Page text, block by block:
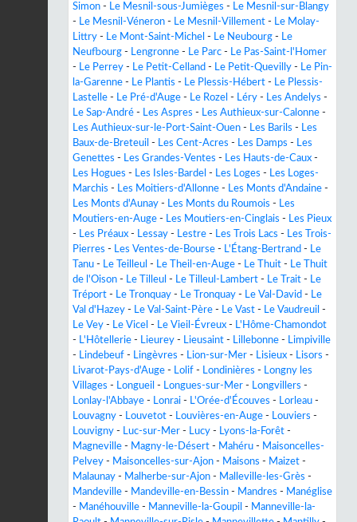
Simon - Le Mesnil-sous-Jumièges - Le Mesnil-sur-Blangy
- Le Mesnil-Véneron - Le Mesnil-Villement - Le Molay-
Littry - Le Mont-Saint-Michel - Le Neubourg - Le
Neufbourg - Lengronne - Le Parc - Le Pas-Saint-l'Homer
- Le Perrey - Le Petit-Celland - Le Petit-Quevilly - Le Pin-
la-Garenne - Le Plantis - Le Plessis-Hébert - Le Plessis-
Lastelle - Le Pré-d'Auge - Le Rozel - Léry - Les Andelys -
Le Sap-André - Les Aspres - Les Authieux-sur-Calonne -
Les Authieux-sur-le-Port-Saint-Ouen - Les Barils - Les
Baux-de-Breteuil - Les Cent-Acres - Les Damps - Les
Genettes - Les Grandes-Ventes - Les Hauts-de-Caux -
Les Hogues - Les Isles-Bardel - Les Loges - Les Loges-
Marchis - Les Moitiers-d'Allonne - Les Monts d'Andaine -
Les Monts d'Aunay - Les Monts du Roumois - Les
Moutiers-en-Auge - Les Moutiers-en-Cinglais - Les Pieux
- Les Préaux - Lessay - Lestre - Les Trois Lacs - Les Trois-
Pierres - Les Ventes-de-Bourse - L'Étang-Bertrand - Le
Tanu - Le Teilleul - Le Theil-en-Auge - Le Thuit - Le Thuit
de l'Oison - Le Tilleul - Le Tilleul-Lambert - Le Trait - Le
Tréport - Le Tronquay - Le Tronquay - Le Val-David - Le
Val d'Hazey - Le Val-Saint-Père - Le Vast - Le Vaudreuil -
Le Vey - Le Vicel - Le Vieil-Évreux - L'Hôme-Chamondot
- L'Hôtellerie - Lieurey - Lieusaint - Lillebonne - Limpiville
- Lindebeuf - Lingèvres - Lion-sur-Mer - Lisieux - Lisors -
Livarot-Pays-d'Auge - Lolif - Londinières - Longny les
Villages - Longueil - Longues-sur-Mer - Longvillers -
Lonlay-l'Abbaye - Lonrai - L'Orée-d'Écouves - Lorleau -
Louvagny - Louvetot - Louvières-en-Auge - Louviers -
Louvigny - Luc-sur-Mer - Lucy - Lyons-la-Forêt -
Magneville - Magny-le-Désert - Mahéru - Maisoncelles-
Pelvey - Maisoncelles-sur-Ajon - Maisons - Maizet -
Malaunay - Malherbe-sur-Ajon - Malleville-les-Grès -
Mandeville - Mandeville-en-Bessin - Mandres - Manéglise
- Manéhouville - Manneville-la-Goupil - Manneville-la-